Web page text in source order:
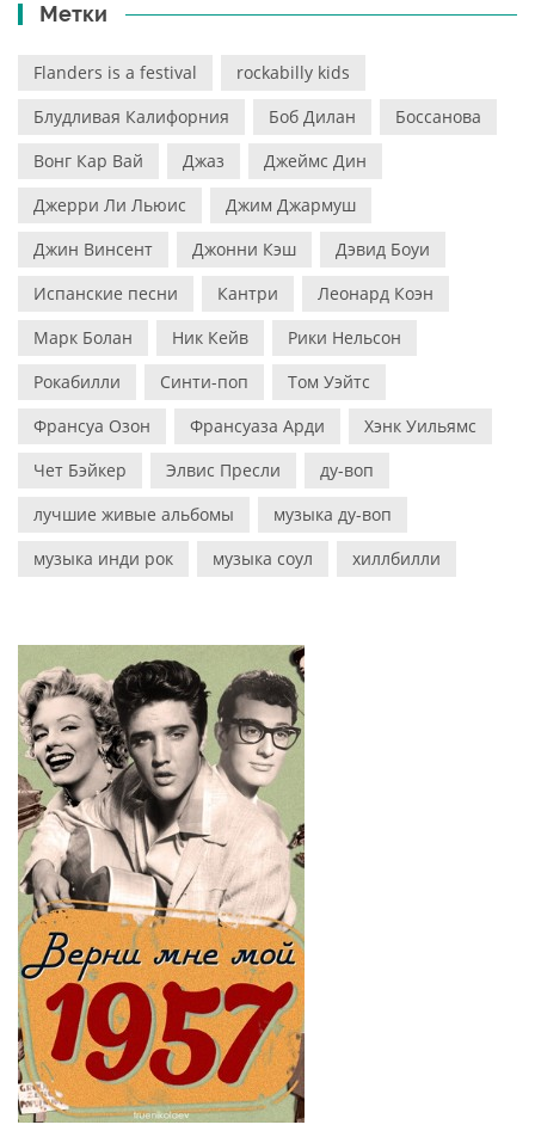
Метки
Flanders is a festival
rockabilly kids
Блудливая Калифорния
Боб Дилан
Боссанова
Вонг Кар Вай
Джаз
Джеймс Дин
Джерри Ли Льюис
Джим Джармуш
Джин Винсент
Джонни Кэш
Дэвид Боуи
Испанские песни
Кантри
Леонард Коэн
Марк Болан
Ник Кейв
Рики Нельсон
Рокабилли
Синти-поп
Том Уэйтс
Франсуа Озон
Франсуаза Арди
Хэнк Уильямс
Чет Бэйкер
Элвис Пресли
ду-воп
лучшие живые альбомы
музыка ду-воп
музыка инди рок
музыка соул хиллбилли